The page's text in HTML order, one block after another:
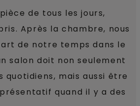
de tous les jours,
Après la chambre, nous
de notre temps dans le
salon doit non seulement
quotidiens, mais aussi être
quand il y a des